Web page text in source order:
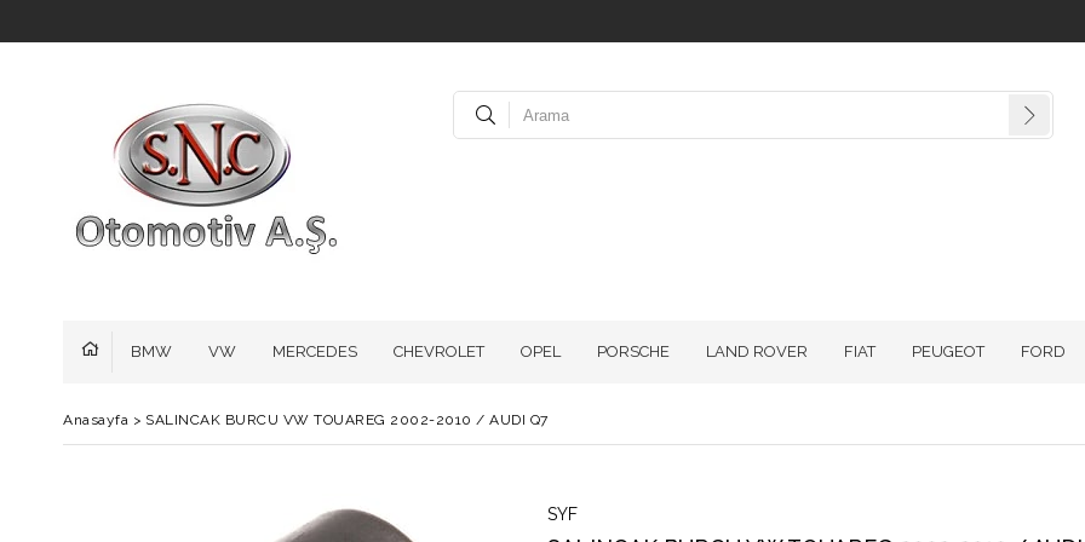
BMW VW MERCEDES CHEVROLET OPEL PORSCHE LAND ROVER FIAT PEUGEOT FORD
Anasayfa > SALINCAK BURCU VW TOUAREG 2002-2010 / AUDI Q7
SYF